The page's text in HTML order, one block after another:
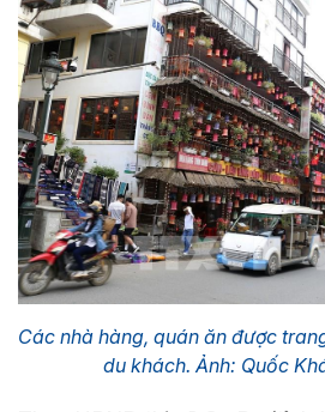
Các nhà hàng, quán ăn được
du khách. Ảnh: Quốc